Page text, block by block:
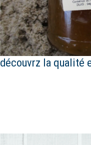
découvrz la qualité